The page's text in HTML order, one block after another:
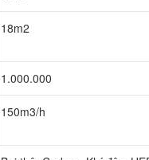
18m2
1.000.000
150m3/h